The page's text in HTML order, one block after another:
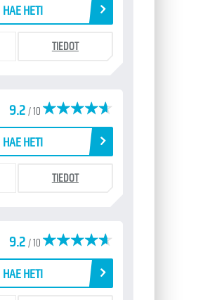
HAE HETI
TIEDOT
9.2/ 10
HAE HETI
TIEDOT
9.2/ 10
HAE HETI